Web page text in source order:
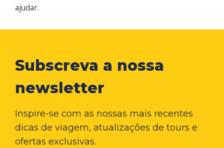
ajudar.
Subscreva a nossa
newsletter
Inspire-se com as nossas mais recentes
dicas de viagem, atualizações de tours e
ofertas exclusivas.